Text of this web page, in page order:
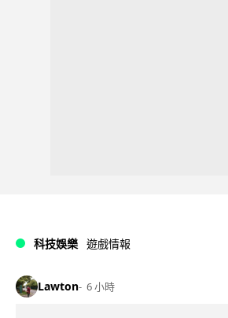
科技娛樂 遊戲情報
Lawton 6 小時